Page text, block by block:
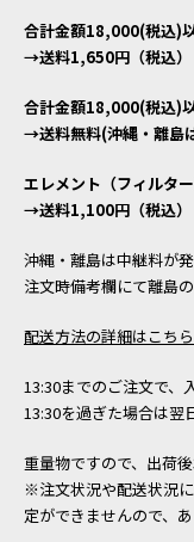
合計金額18,000(税込)
→送料1,650円（税込）
合計金額18,000(税込)
→送料無料(沖縄・離島
エレメント（フィルタ
→送料1,100円（税込）
沖縄・離島は中継料が
注文時備考欄にて離島
配送方法の詳細はこち
13:30までのご注文で、
13:30を過ぎた場合は翌
重量物ですので、出荷
※注文状況や配送状況
定ができませんので、